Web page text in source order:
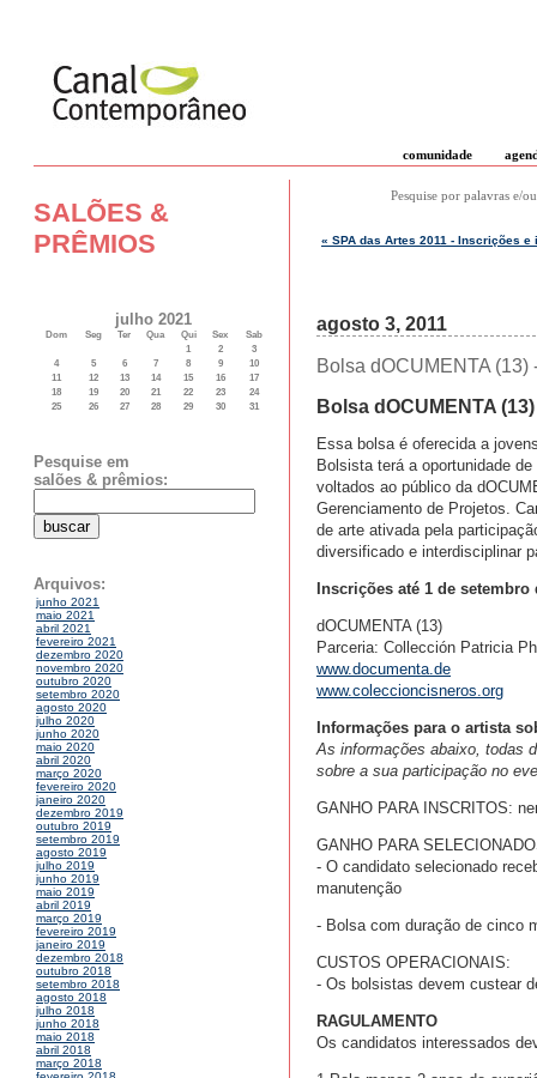
comunidade
SALÕES &
PRÊMIOS
julho 2021
Dom Seg Ter Qua Qui Sex
Sab
1
2
3
4
5 6 7 8 9
10
11
12 13 14 15 16
17
18
19 20 21 22 23
24
25
26 27 28 29 30 31
Pesquise em
salões & prêmios:
Arquivos:
junho 2021
maio 2021
abril 2021
fevereiro 2021
dezembro 2020
novembro 2020
outubro 2020
setembro 2020
agosto 2020
julho 2020
junho 2020
maio 2020
abril 2020
março 2020
fevereiro 2020
janeiro 2020
dezembro 2019
outubro 2019
setembro 2019
agosto 2019
julho 2019
junho 2019
maio 2019
abril 2019
março 2019
fevereiro 2019
janeiro 2019
dezembro 2018
outubro 2018
setembro 2018
agosto 2018
julho 2018
junho 2018
maio 2018
abril 2018
março 2018
Pesquise por palavras e/
« SPA das Artes 2011 - Inscrições
agosto 3, 2011
Bolsa dOCUMENTA
Bolsa dOCUMENTA (13)
Essa bolsa é oferecida a
Bolsista terá a oportunidade
voltados ao público da
Gerenciamento de Projetos.
de arte ativada pela
diversificado e interdisciplinar
Inscrições até 1 de setembro
dOCUMENTA (13)
Parceria: Collección Patricia
www.documenta.de
www.coleccioncisneros.org
Informações para o artista
As informações abaixo, todas
sobre a sua participação no
GANHO PARA INSCRITOS:
GANHO PARA
- O candidato selecionado
manutenção
- Bolsa com duração de cinco
CUSTOS OPERACIONAIS:
- Os bolsistas devem custear
RAGULAMENTO
Os candidatos interessados